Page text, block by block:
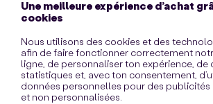
Une meilleure expérience d’achat
cookies
Nous utilisons des cookies et des
afin de faire fonctionner correctement
ligne, de personnaliser ton expérience, de
statistiques et, avec ton consentement,
données personnelles pour des publicités
et non personnalisées.